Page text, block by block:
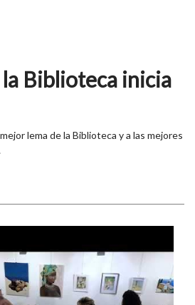
la Biblioteca inicia
lema de la Biblioteca y a las mejores